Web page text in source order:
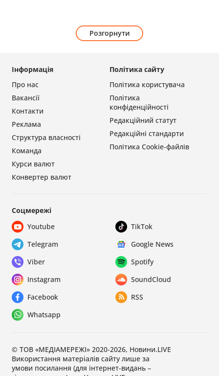
Розгорнути
Політика сайту
Політика користувача
Політика
конфіденційності
Редакційний статут
Редакційні стандарти
Політика Cookie-файлів
Інформація
Про нас
Вакансії
Контакти
Реклама
Структура власності
Команда
Курси валют
Конвертер валют
Соцмережі
Youtube
TikTok
Telegram
Google News
Viber
Spotify
Instagram
SoundCloud
Facebook
RSS
Whatsapp
© ТОВ «МЕДІАМЕРЕЖІ» 2020-2026, Новини.LIVE
Використання матеріалів сайту лише за
умови посилання (для інтернет-видань –